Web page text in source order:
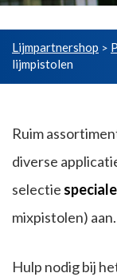
Lijmpartnershop >
lijmpistolen
Ruim
diverse
selectie
mixpistolen) aan.
Hulp nodig bij